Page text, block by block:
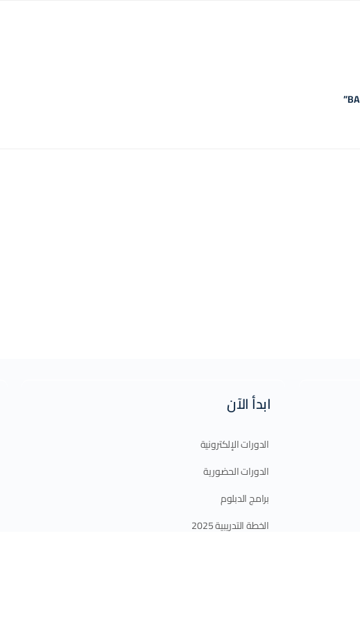
ابدأ الآن
الدورات الإلكترونية
الدورات الحضورية
برامج الدبلوم
الخطة التدريبية 2025